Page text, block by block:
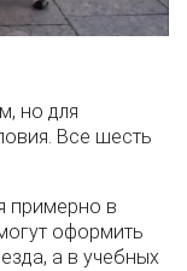
но для
Все шесть
примерно в
оформить
а в учебных